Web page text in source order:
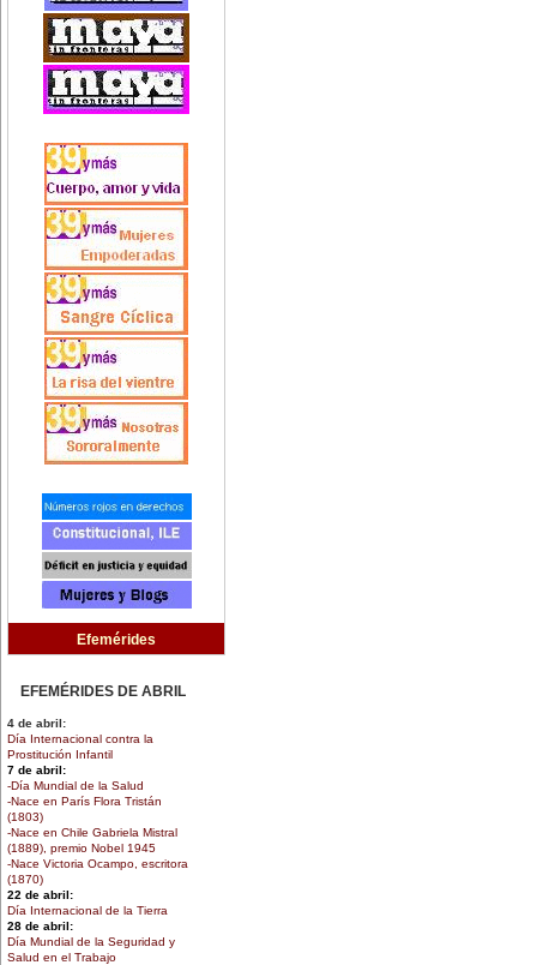
Efemérides
EFEMÉRIDES DE ABRIL
4 de abril:
Día Internacional contra la
Prostitución Infantil
7 de abril:
-Día Mundial de la Salud
-Nace en París Flora Tristán
(1803)
-Nace en Chile Gabriela Mistral
(1889), premio Nobel 1945
-Nace Victoria Ocampo, escritora
(1870)
22 de abril:
Día Internacional de la Tierra
28 de abril:
Día Mundial de la Seguridad y
Salud en el Trabajo